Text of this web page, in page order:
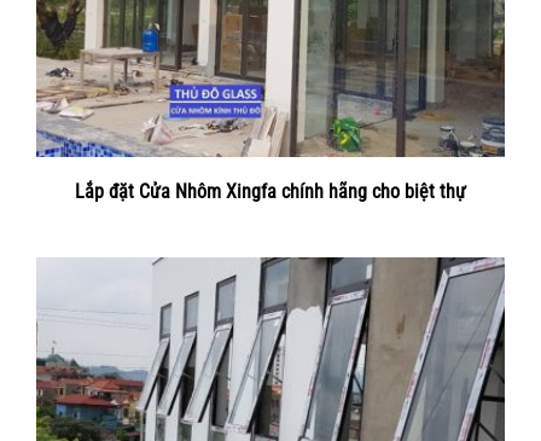
Lắp đặt Cửa Nhôm Xingfa chính hãng cho biệt thự